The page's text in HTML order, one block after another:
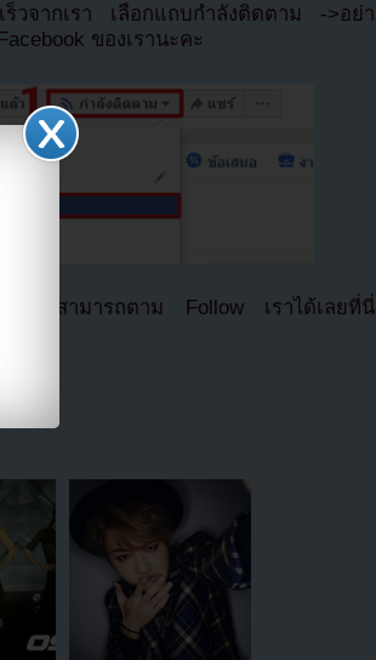
ร็วจากเรา เลือกแถบกำลังติดตาม ->อย่า
ของเรานะคะ
งทางสามารถตาม Follow เราได้เลยที่นี่